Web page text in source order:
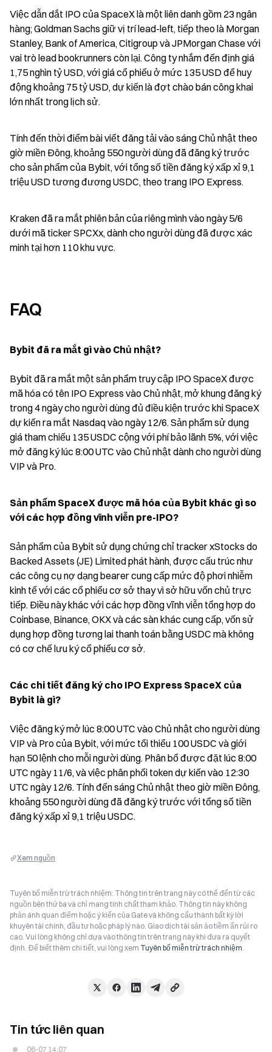
Việc dẫn dắt IPO của SpaceX là một liên danh gồm 23 ngân
hàng; Goldman Sachs giữ vị trí lead-left, tiếp theo là Morgan
Stanley, Bank of America, Citigroup và JPMorgan Chase với
vai trò lead bookrunners còn lại. Công ty nhắm đến định giá
1,75 nghìn tỷ USD, với giá cổ phiếu ở mức 135 USD để huy
động khoảng 75 tỷ USD, dự kiến là đợt chào bán công khai
lớn nhất trong lịch sử.
Tính đến thời điểm bài viết đăng tải vào sáng Chủ nhật theo
giờ miền Đông, khoảng 550 người dùng đã đăng ký trước
cho sản phẩm của Bybit, với tổng số tiền đăng ký xấp xỉ 9,1
triệu USD tương đương USDC, theo trang IPO Express.
Kraken đã ra mắt phiên bản của riêng mình vào ngày 5/6
dưới mã ticker SPCXx, dành cho người dùng đã được xác
minh tại hơn 110 khu vực.
FAQ
Bybit đã ra mắt gì vào Chủ nhật?
Bybit đã ra mắt một sản phẩm truy cập IPO SpaceX được
mã hóa có tên IPO Express vào Chủ nhật, mở khung đăng ký
trong 4 ngày cho người dùng đủ điều kiện trước khi SpaceX
dự kiến ra mắt Nasdaq vào ngày 12/6. Sản phẩm sử dụng
giá tham chiếu 135 USDC cộng với phí bảo lãnh 5%, với việc
mở đăng ký lúc 8:00 UTC vào Chủ nhật dành cho người dùng
VIP và Pro.
Sản phẩm SpaceX được mã hóa của Bybit khác gì so
với các hợp đồng vĩnh viễn pre-IPO?
Sản phẩm của Bybit sử dụng chứng chỉ tracker xStocks do
Backed Assets (JE) Limited phát hành, được cấu trúc như
các công cụ nợ dạng bearer cung cấp mức độ phơi nhiễm
kinh tế với các cổ phiếu cơ sở thay vì sở hữu vốn chủ trực
tiếp. Điều này khác với các hợp đồng vĩnh viễn tổng hợp do
Coinbase, Binance, OKX và các sàn khác cung cấp, vốn sử
dụng hợp đồng tương lai thanh toán bằng USDC mà không
có cơ chế lưu ký cổ phiếu cơ sở.
Các chi tiết đăng ký cho IPO Express SpaceX của
Bybit là gì?
Việc đăng ký mở lúc 8:00 UTC vào Chủ nhật cho người dùng
VIP và Pro của Bybit, với mức tối thiểu 100 USDC và giới
hạn 50 lệnh cho mỗi người dùng. Phân bổ được đặt lúc 8:00
UTC ngày 11/6, và việc phân phối token dự kiến vào 12:30
UTC ngày 12/6. Tính đến sáng Chủ nhật theo giờ miền Đông,
khoảng 550 người dùng đã đăng ký trước với tổng số tiền
đăng ký xấp xỉ 9,1 triệu USDC.
Xem nguồn
Tuyên bố miễn trừ trách nhiệm: Thông tin trên trang này có thể đến từ các
nguồn bên thứ ba và chỉ mang tính chất tham khảo. Thông tin này không
phản ánh quan điểm hoặc ý kiến của Gate và không cấu thành bất kỳ lời
khuyên tài chính, đầu tư hoặc pháp lý nào. Giao dịch tài sản ảo tiềm ẩn rủi ro
cao. Vui lòng không chỉ dựa vào thông tin trên trang này khi đưa ra quyết
định. Để biết thêm chi tiết, vui lòng xem Tuyên bố miễn trừ trách nhiệm.
Tin tức liên quan
06-07 14:07